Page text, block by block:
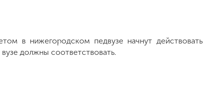
в нижегородском педвузе начнут действовать
должны соответствовать.